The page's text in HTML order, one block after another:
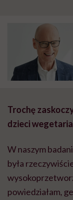
Trochę
dzieci
W naszym
była
powiedziałam,